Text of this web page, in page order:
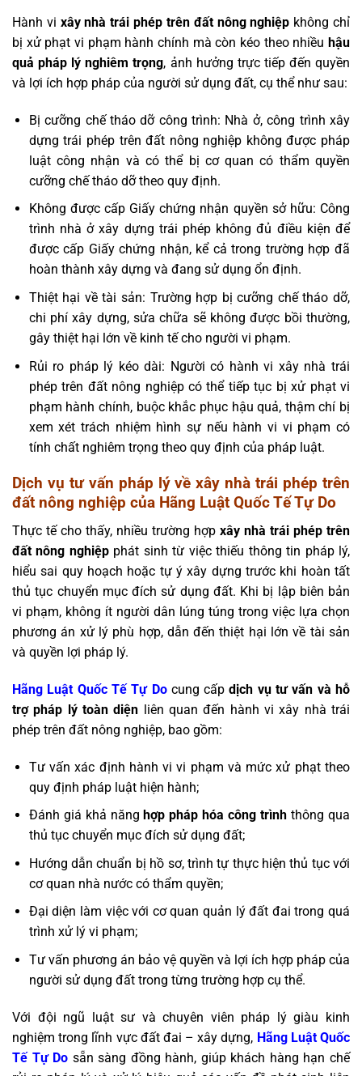
Hành vi xây nhà trái phép trên đất nông nghiệp không chỉ
bị xử phạt vi phạm hành chính mà còn kéo theo nhiều hậu
quả pháp lý nghiêm trọng, ảnh hưởng trực tiếp đến quyền
và lợi ích hợp pháp của người sử dụng đất, cụ thể như sau:
Bị cưỡng chế tháo dỡ công trình: Nhà ở, công trình xây
dựng trái phép trên đất nông nghiệp không được pháp
luật công nhận và có thể bị cơ quan có thẩm quyền
cưỡng chế tháo dỡ theo quy định.
Không được cấp Giấy chứng nhận quyền sở hữu: Công
trình nhà ở xây dựng trái phép không đủ điều kiện để
được cấp Giấy chứng nhận, kể cả trong trường hợp đã
hoàn thành xây dựng và đang sử dụng ổn định.
Thiệt hại về tài sản: Trường hợp bị cưỡng chế tháo dỡ,
chi phí xây dựng, sửa chữa sẽ không được bồi thường,
gây thiệt hại lớn về kinh tế cho người vi phạm.
Rủi ro pháp lý kéo dài: Người có hành vi xây nhà trái
phép trên đất nông nghiệp có thể tiếp tục bị xử phạt vi
phạm hành chính, buộc khắc phục hậu quả, thậm chí bị
xem xét trách nhiệm hình sự nếu hành vi vi phạm có
tính chất nghiêm trọng theo quy định của pháp luật.
Dịch vụ tư vấn pháp lý về xây nhà trái phép trên
đất nông nghiệp của Hãng Luật Quốc Tế Tự Do
Thực tế cho thấy, nhiều trường hợp xây nhà trái phép trên
đất nông nghiệpphát sinh từ việc thiếu thông tin pháp lý,
hiểu sai quy hoạch hoặc tự ý xây dựng trước khi hoàn tất
thủ tục chuyển mục đích sử dụng đất. Khi bị lập biên bản
vi phạm, không ít người dân lúng túng trong việc lựa chọn
phương án xử lý phù hợp, dẫn đến thiệt hại lớn về tài sản
và quyền lợi pháp lý.
Hãng Luật Quốc Tế Tự Docung cấpdịch vụ tư vấn và hỗ
trợ pháp lý toàn diện liên quan đến hành vi xây nhà trái
phép trên đất nông nghiệp, bao gồm:
Tư vấn xác định hành vi vi phạm và mức xử phạt theo
quy định pháp luật hiện hành;
Đánh giá khả nănghợp pháp hóa công trình thông qua
thủ tục chuyển mục đích sử dụng đất;
Hướng dẫn chuẩn bị hồ sơ, trình tự thực hiện thủ tục với
cơ quan nhà nước có thẩm quyền;
Đại diện làm việc với cơ quan quản lý đất đai trong quá
trình xử lý vi phạm;
Tư vấn phương án bảo vệ quyền và lợi ích hợp pháp của
người sử dụng đất trong từng trường hợp cụ thể.
Với đội ngũ luật sư và chuyên viên pháp lý giàu kinh
nghiệm trong lĩnh vực đất đai – xây dựng, Hãng Luật Quốc
Tế Tự Do sẵn sàng đồng hành, giúp khách hàng hạn chế